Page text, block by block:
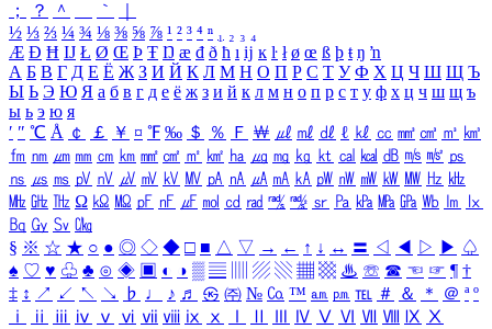
；
？ ＾ ｀
½ ⅓ ⅔ ¼ ¾ ⅛ ⅜ ⅝ ⅞ ¹ ² ³ ⁴ ⁿ ₁ ₂ ₃ ₄
Æ Ð Ħ Ĳ Ł Ø Œ Þ Ŧ Ŋ æ đ ð ħ ı ĳ ĸ ŀ ł ø œ ß þ ŧ ŋ ŉ
А Б В Г Д Е Ё Ж З И Й К Л М Н О П Р С Т У Ф Х Ц Ч Ш Щ Ъ
Ы Ь Э Ю Я а б в г д е ё ж з и й к л м н о п р с т у ф х ц ч ш щ ъ
ы ь э ю я
′ ″ ℃ Å ￠ ￡ ￥ ¤ ℉ ‰ ＄ ％ Ｆ ￦ ㎕ ㎖ ㎗ ℓ ㎘ ㏄ ㎣ ㎤ ㎥ ㎦
㎙ ㎚ ㎛ ㎜ ㎝ ㎞ ㎟ ㎠ ㎡ ㎢ ㏊ ㎍ ㎎ ㎏ ㏏ ㎈ ㎉ ㏈ ㎧ ㎨ ㎰
㎱ ㎲ ㎳ ㎴ ㎵ ㎶ ㎷ ㎸ ㎹ ㎀ ㎁ ㎂ ㎃ ㎄ ㎺ ㎻ ㎽ ㎾ ㎿ ㎐ ㎑
㎒ ㎓ ㎔ Ω ㏀ ㏁ ㎊ ㎋ ㎌ ㏖ ㏅ ㎭ ㎮ ㎯ ㏛ ㎩ ㎪ ㎫ ㎬ ㏝ ㏐
㏓
㏃ ㏉ ㏜ ㏆
§ ※ ☆ ★ ○ ● ◎ ◇ ◆ □ ■ △ ▽ → ← ↑ ↓ ↔ 〓 ◁ ◀ ▷ ▶ ♤
♠ ♡ ♥ ♧ ♣ ⊙ ◈ ▣ ◐ ◑ ▒ ▤ ▨ ▧ ▦ ▩ ♨ ☏ ☎ ☜ ☞ ¶ †
‡ ↕ ↗ ↙ ↖ ↘ ♭ ♩ ♪ ♬ ㉿ ㈜ № ㏇ ™ ㏂ ㏘ ℡ ＃ ＆ ＊ ＠ ª º
ⅰ
ⅱ ⅲ ⅳ ⅴ ⅵ ⅶ ⅷ ⅸ ⅹ Ⅳ Ⅴ Ⅵ Ⅶ Ⅷ Ⅸ Ⅹ